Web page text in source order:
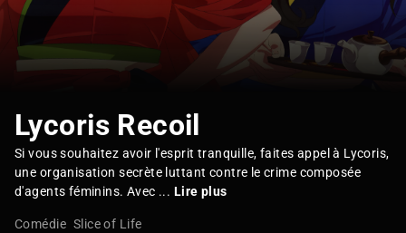
Lycoris Recoil
Si vous souhaitez avoir l'esprit tranquille, faites appel à Lycoris,
une organisation secrète luttant contre le crime composée
d'agents féminins. Avec ... Lire plus
Comédie Slice of Life